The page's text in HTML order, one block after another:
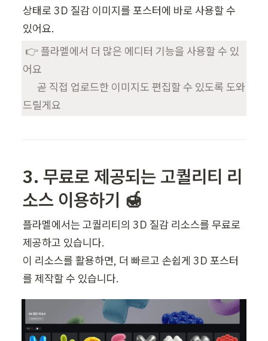
상태로 3D 질감 이미지를 포스터에 바로 사용할 수
있어요.
어요
드릴게요
3. 무료로 제공되는 고퀄리티 리
소스 이용하기 🍯
플라멜에서는 고퀄리티의 3D 질감 리소스를 무료로
제공하고 있습니다.
이 리소스를 활용하면, 더 빠르고 손쉽게 3D 포스터
를 제작할 수 있습니다.